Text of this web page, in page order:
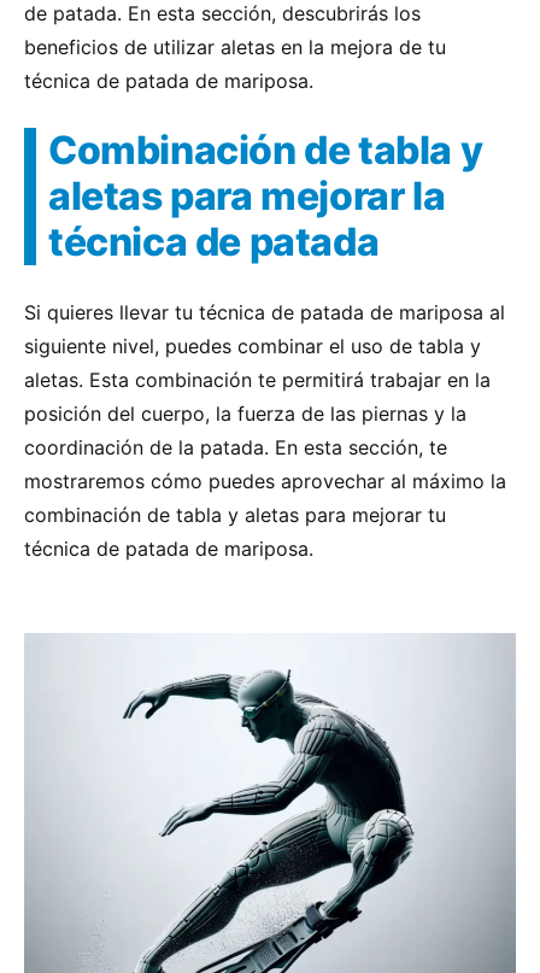
de patada. En esta sección, descubrirás los
beneficios de utilizar aletas en la mejora de tu
técnica de patada de mariposa.
Combinación de tabla y
aletas para mejorar la
técnica de patada
Si quieres llevar tu técnica de patada de mariposa al
siguiente nivel, puedes combinar el uso de tabla y
aletas. Esta combinación te permitirá trabajar en la
posición del cuerpo, la fuerza de las piernas y la
coordinación de la patada. En esta sección, te
mostraremos cómo puedes aprovechar al máximo la
combinación de tabla y aletas para mejorar tu
técnica de patada de mariposa.